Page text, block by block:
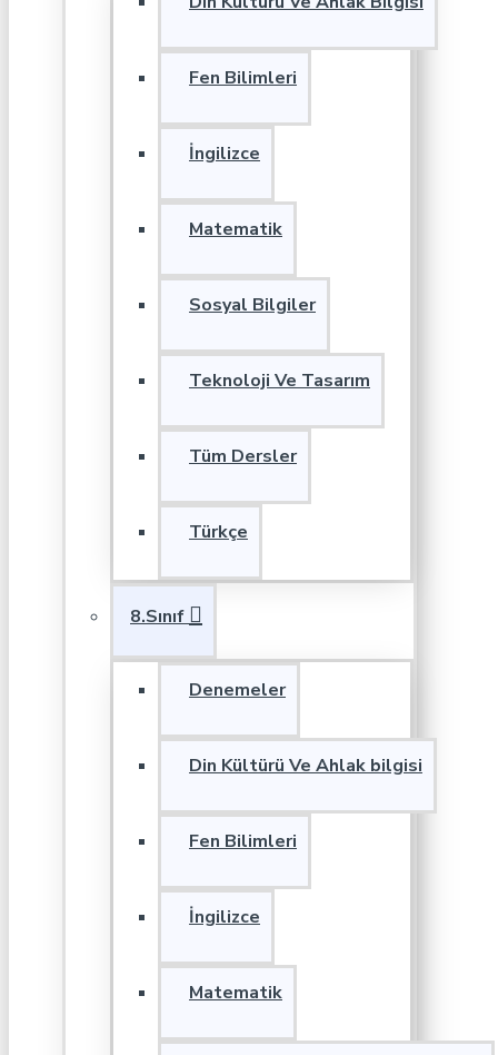
Fen Bilimleri
İngilizce
Matematik
Sosyal Bilgiler
Teknoloji Ve Tasarım
Tüm Dersler
Türkçe
8.Sınıf
Denemeler
Din Kültürü Ve Ahlak bilgisi
Fen Bilimleri
İngilizce
Matematik